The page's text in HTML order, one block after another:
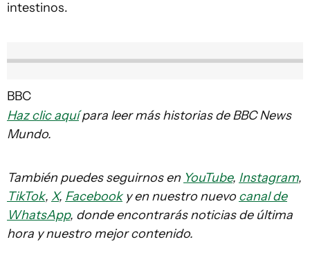
intestinos.
BBC
Haz clic aquípara leer más historias de BBC News
Mundo.
También puedes seguirnos en YouTube, Instagram,
TikTok, X, Facebooky en nuestro nuevo canal de
WhatsApp, donde encontrarás noticias de última
hora y nuestro mejor contenido.